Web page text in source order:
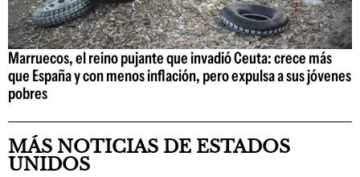
Marruecos, el reino pujante que invadió Ceuta: crece más
que España y con menos inflación, pero expulsa a sus jóvenes
pobres
MÁS NOTICIAS DE ESTADOS
UNIDOS